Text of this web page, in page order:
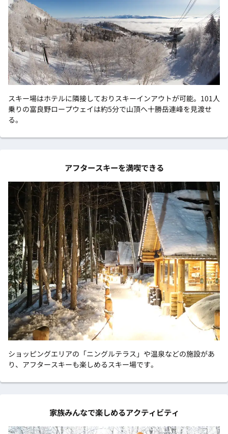
スキー場はホテルに隣接しておりスキーインアウトが可能。101人
乗りの富良野ロープウェイは約5分で山頂へ十勝岳連峰を見渡せ
る。
アフタースキーを満喫できる
ショッピングエリアの「ニングルテラス」や温泉などの施設があ
り、アフタースキーも楽しめるスキー場です。
家族みんなで楽しめるアクティビティ